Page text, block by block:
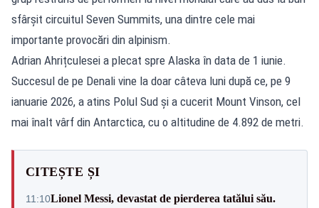
sfârșit circuitul Seven Summits, una dintre cele mai
importante provocări din alpinism.
Adrian Ahrițculesei a plecat spre Alaska în data de 1 iunie.
Succesul de pe Denali vine la doar câteva luni după ce, pe 9
ianuarie 2026, a atins Polul Sud și a cucerit Mount Vinson, cel
mai înalt vârf din Antarctica, cu o altitudine de 4.892 de metri.
CITEȘTE ȘI
11:10Lionel Messi, devastat de pierderea tatălui său.